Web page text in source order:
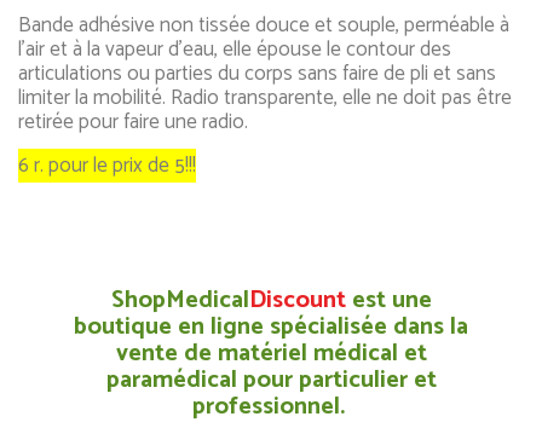
Bande adhésive non tissée douce et souple, perméable à
l'air et à la vapeur d'eau, elle épouse le contour des
articulations ou parties du corps sans faire de pli et sans
limiter la mobilité. Radio transparente, elle ne doit pas être
retirée pour faire une radio.
6 r. pour le prix de 5!!!
ShopMedicalDiscountest une
boutique en ligne spécialisée dans la
vente de matériel médical et
paramédical pour particulier et
professionnel.